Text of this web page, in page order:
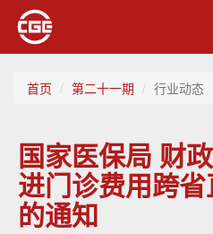
首页 第二十一期 行业动态
国家医保局 财
进门诊费用跨
的通知